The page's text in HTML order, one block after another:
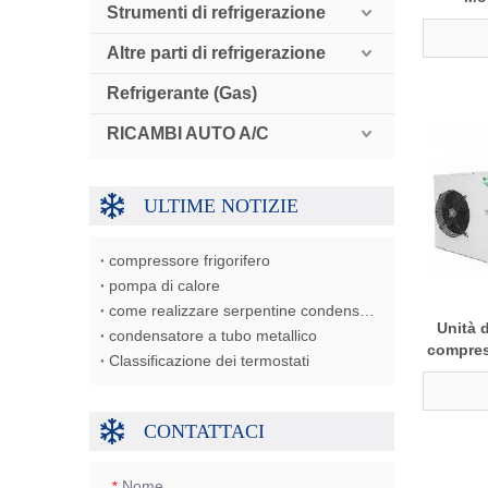
Strumenti di refrigerazione
Altre parti di refrigerazione
Refrigerante (Gas)
RICAMBI AUTO A/C
ULTIME NOTIZIE
compressore frigorifero
pompa di calore
condensatore a tubo metallico
Classificazione dei termostati
CONTATTACI
Unità